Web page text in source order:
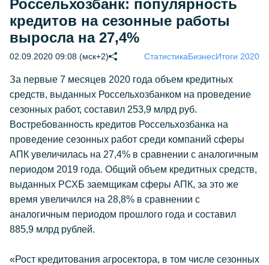
Россельхозбанк: популярность
кредитов на сезонные работы
выросла на 27,4%
02.09.2020 09:08 (мск+2) СтатистикаБизнесИтоги 2020
За первые 7 месяцев 2020 года объем кредитных
средств, выданных Россельхозбанком на проведение
сезонных работ, составил 253,9 млрд руб.
Востребованность кредитов Россельхозбанка на
проведение сезонных работ среди компаний сферы
АПК увеличилась на 27,4% в сравнении с аналогичным
периодом 2019 года. Общий объем кредитных средств,
выданных РСХБ заемщикам сферы АПК, за это же
время увеличился на 28,8% в сравнении с
аналогичным периодом прошлого года и составил
885,9 млрд рублей.
«Рост кредитования агросектора, в том числе сезонных